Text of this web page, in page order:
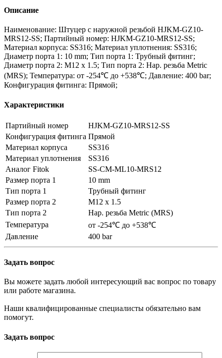
Описание
Наименование: Штуцер с наружной резьбой HJKM-GZ10-
MRS12-SS; Партийный номер: HJKM-GZ10-MRS12-SS;
Материал корпуса: SS316; Материал уплотнения: SS316;
Диаметр порта 1: 10 mm; Тип порта 1: Трубный фитинг;
Диаметр порта 2: M12 x 1.5; Тип порта 2: Нар. резьба Metric
(MRS); Температура: от -254℃ до +538℃; Давление: 400 bar;
Конфигурация фитинга: Прямой;
Характеристики
Партийный номер
HJKM-GZ10-MRS12-SS
Конфигурация фитинга Прямой
Материал корпуса
SS316
Материал уплотнения
SS316
Аналог Fitok
SS-CM-ML10-MRS12
Размер порта 1
10 mm
Тип порта 1
Трубный фитинг
Размер порта 2
M12 x 1.5
Тип порта 2
Нар. резьба Metric (MRS)
Температура
от -254℃ до +538℃
Давление
400 bar
Задать вопрос
Вы можете задать любой интересующий вас вопрос по товару
или работе магазина.
Наши квалифицированные специалисты обязательно вам
помогут.
Задать вопрос